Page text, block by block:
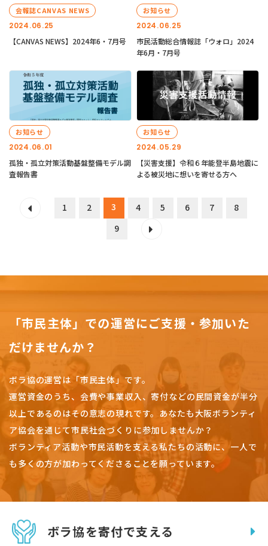
2024.06.25
会報誌CANVAS NEWS
【CANVAS NEWS】2024年6・7月号
2024.06.25
お知らせ
市民活動総合情報誌「ウォロ」2024
年6月・7月号
2024.06.01
お知らせ
孤独・孤立対策活動基盤整備モデル調
査報告書
2024.05.29
お知らせ
【災害支援】令和６年能登半島地震に
よる被災地に想いを寄せる方へ
1 2 3 4 5 6 7
8
9
「市民主体」での運営にご支援・参加いた
だけませんか？
ボラ協の運営は「市民主体」です。
運営資金のうち、会費や事業収入、寄付などの民間資金が半分
以上であるのはその意志の現れです。 あなたも大阪ボランティ
ア協会を通じて市民社会づくりに参加しませんか？
ボランティア活動や市民活動を支える私たちの活動に、一人で
も多くの方が加わってくださることを願っています。
ボラ協を寄付で支える